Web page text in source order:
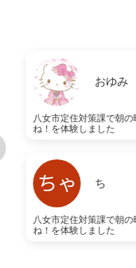
おゆみ
八女市定住対策課で朝
ね！を体験しました
ち
八女市定住対策課で朝
ね！を体験しました